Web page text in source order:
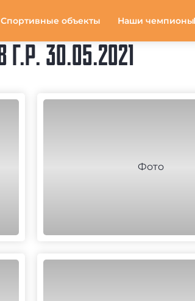
Спортивные объекты Наши чемпионы
30.05.2021